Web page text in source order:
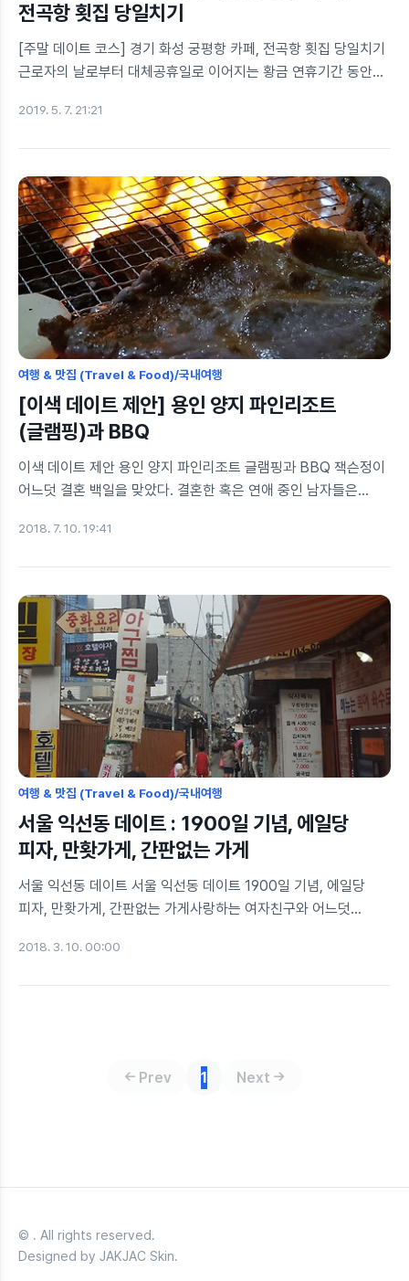
전곡항 횟집 당일치기
[주말 데이트 코스] 경기 화성 궁평항 카페, 전곡항 횟집 당일치기
근로자의 날로부터 대체공휴일로 이어지는 황금 연휴기간 동안
당일치기로 떠나 보았습니다. 경기 화성 궁평항으로 떠나보자!
10분 정도가 걸렸습니다. 텔레토비 정원마냥 빈 공간에
바람개비들이 꽂혀있네요. 날씨도 푸르고 바람도 시원해 참
좋습니다. 궁평항 수산물직판장 아래는 궁평항 수산물직판장
전경입니다. 아시는 바와 같이 횟감을 고르면 약간의 상차림비를
받고, 회도 떠주고 탕도 끓여주고 하는 그런 구조이지요. 궁평항
전망대 카페 횟감도 구경 좀 하다, 궁평항 전망대..
2019. 5. 7. 21:21
여행 & 맛집 (Travel & Food)/국내여행
[이색 데이트 제안] 용인 양지 파인리조트
(글램핑)과 BBQ
이색 데이트 제안 용인 양지 파인리조트 글램핑과 BBQ 잭슨정이
어느덧 결혼 백일을 맞았다. 결혼한 혹은 연애 중인 남자들은
고민 끝에 나의 제안은 바로! 글.램.핑! 글램핑을 중심으로 코스를
상신합니다. ◇ 글램핑이 모야모야~? 설명충이 등판하자면,
글램핑(Glamping)은 '화려하다'는 의미의 글래머러스
(Glamorous)와 '캠핑' 그 자체를 의미하는 캠핑(Camping)의
합성어이다. 캠핑의 의미에 부합하게 중대형 텐트가 설치되어
있는데, 막상 들어가면 빵빵한 에어컨과 TV, 냉장고, 침대가
세팅되어 있다. 말..
2018. 7. 10. 19:41
여행 & 맛집 (Travel & Food)/국내여행
서울 익선동 데이트 : 1900일 기념, 에일당
피자, 만홧가게, 간판없는 가게
서울 익선동 데이트 서울 익선동 데이트 1900일 기념, 에일당
피자, 만홧가게, 간판없는 가게사랑하는 여자친구와 어느덧
(1009)로 순서를 바꾸면 1,900이 되는 내맘대로 평행이론!
종로3가역 도착 후, 4번 출구 맞은편으로 진입하는 방법을
택했다. 4번 출구 근처만 와도 방문객들이 점점 늘어서 '이 주변이
2018. 3. 10. 00:00
Prev 1 Next
© . All rights reserved.
Designed by JAKJAC Skin.